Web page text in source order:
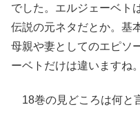
でした。エルジェーベト
伝説の元ネタだとか。基
母親や妻としてのエピソ
ーベトだけは違いますね。
18巻の見どころは何と